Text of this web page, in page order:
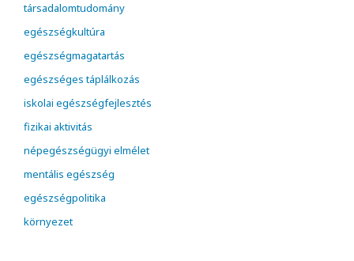
társadalomtudomány
egészségkultúra
egészségmagatartás
egészséges táplálkozás
iskolai egészségfejlesztés
fizikai aktivitás
népegészségügyi elmélet
mentális egészség
egészségpolitika
környezet